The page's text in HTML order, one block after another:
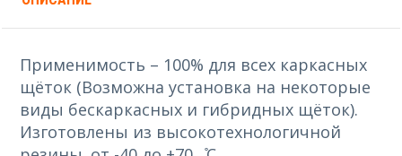
Применимость – 100% для всех каркасных
щёток (Возможна установка на некоторые
виды бескаркасных и гибридных щёток).
Изготовлены из высокотехнологичной